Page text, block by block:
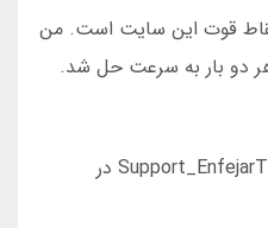
نقاط قوت این سایت است. من
دو بار به سرعت حل شد.
آی دی @Support_EnfejarTime24 در